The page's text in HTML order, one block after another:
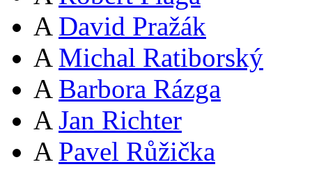
A David Pražák
A Michal Ratiborský
A Barbora Rázga
A Jan Richter
A Pavel Růžička